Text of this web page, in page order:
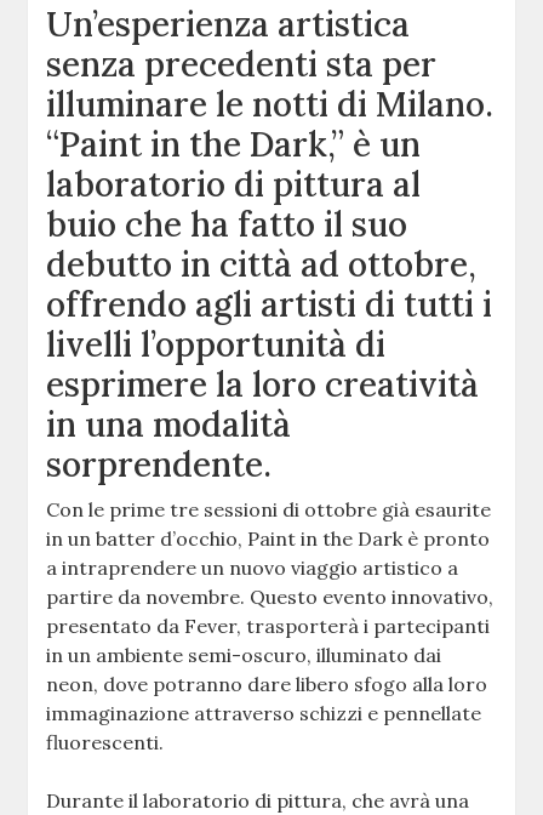
Un’esperienza artistica
senza precedenti sta per
illuminare le notti di Milano.
“Paint in the Dark,” è un
laboratorio di pittura al
buio che ha fatto il suo
debutto in città ad ottobre,
offrendo agli artisti di tutti i
livelli l’opportunità di
esprimere la loro creatività
in una modalità
sorprendente.
Con le prime tre sessioni di ottobre già esaurite
in un batter d’occhio, Paint in the Dark è pronto
a intraprendere un nuovo viaggio artistico a
partire da novembre. Questo evento innovativo,
presentato da Fever, trasporterà i partecipanti
in un ambiente semi-oscuro, illuminato dai
neon, dove potranno dare libero sfogo alla loro
immaginazione attraverso schizzi e pennellate
fluorescenti.
Durante il laboratorio di pittura, che avrà una